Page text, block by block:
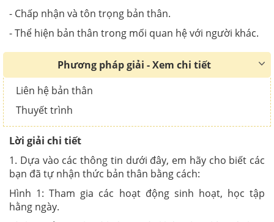
- Chấp nhận và tôn trọng bản thân.
- Thể hiện bản thân trong mối quan hệ với người khác.
Phương pháp giải - Xem chi tiết
Liên hệ bản thân
Thuyết trình
Lời giải chi tiết
1. Dựa vào các thông tin dưới đây, em hãy cho biết các
bạn đã tự nhận thức bản thân bằng cách:
Hình 1: Tham gia các hoạt động sinh hoạt, học tập
hằng ngày.